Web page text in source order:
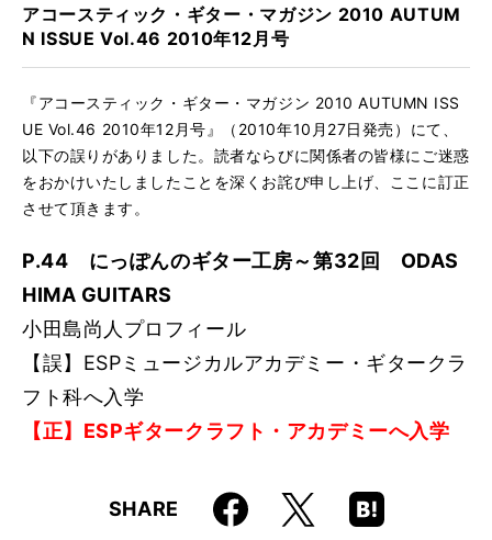
アコースティック・ギター・マガジン 2010 AUTUM
N ISSUE Vol.46 2010年12月号
『アコースティック・ギター・マガジン 2010 AUTUMN ISS
UE Vol.46 2010年12月号』（2010年10月27日発売）にて、
以下の誤りがありました。読者ならびに関係者の皆様にご迷惑
をおかけいたしましたことを深くお詫び申し上げ、ここに訂正
させて頂きます。
P.44 にっぽんのギター工房～第32回 ODAS
HIMA GUITARS
小田島尚人プロフィール
【誤】ESPミュージカルアカデミー・ギタークラ
フト科へ入学
【正】ESPギタークラフト・アカデミーへ入学
SHARE Faceboo
k
X
Hatena
Boo